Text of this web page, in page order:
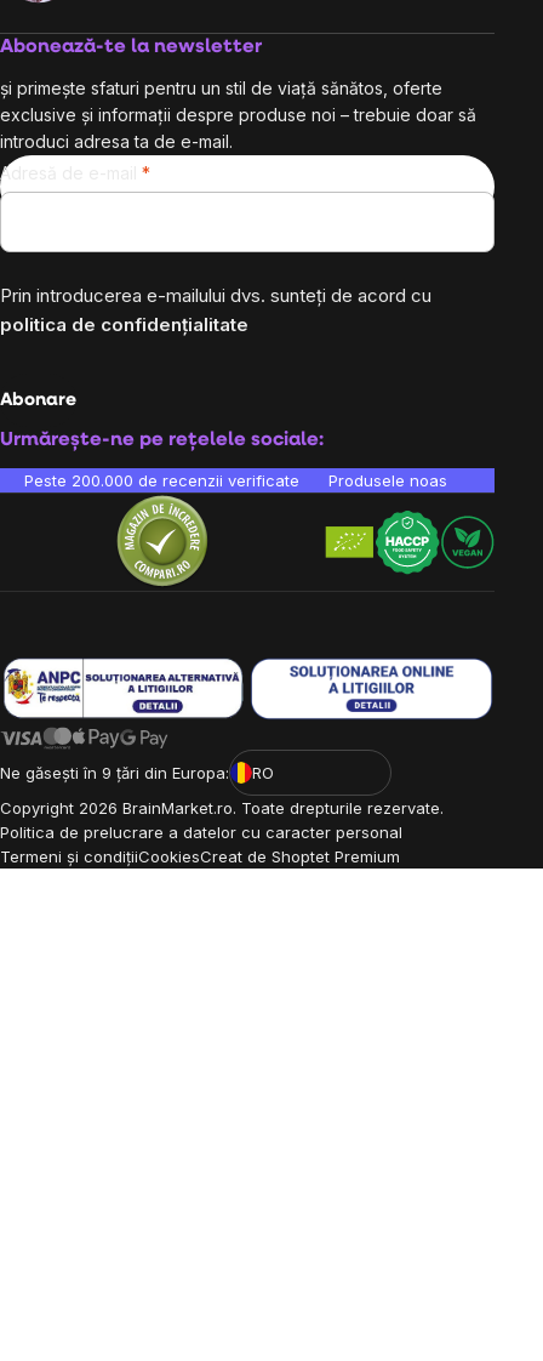
Abonează-te la newsletter
și primește sfaturi pentru un stil de viață sănătos, oferte
exclusive și informații despre produse noi – trebuie doar să
introduci adresa ta de e-mail.
Adresă de e-mail
Prin introducerea e-mailului dvs. sunteți de acord cu
politica de confidențialitate
Abonare
Urmărește-ne pe rețelele sociale:
Peste 200.000 de recenzii verificate Produsele noastre sunt
Ne găsești în 9 țări din Europa:
RO
Copyright 2026 BrainMarket.ro. Toate drepturile rezervate.
Politica de prelucrare a datelor cu caracter personal
Termeni și condițiiCookiesCreat de Shoptet Premium